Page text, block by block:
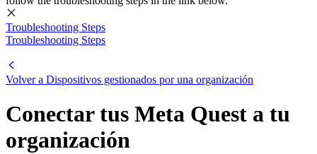
Troubleshooting Steps
Troubleshooting Steps
Volver a Dispositivos gestionados por una organización
Conectar tus Meta Quest a tu
organización